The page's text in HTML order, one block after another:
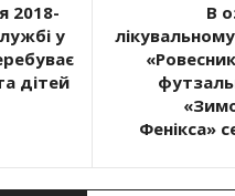
2018-
у
дітей
В
Фенікса»